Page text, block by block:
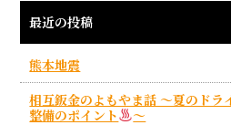
最近の投稿
熊本地震
相互鈑金のよもやま話 ～夏のドラ
整備のポイント
～